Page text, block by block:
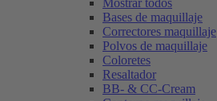
Mostrar todos
Bases de maquillaje
Correctores maquillaje
Polvos de maquillaje
Coloretes
Resaltador
BB- & CC-Cream